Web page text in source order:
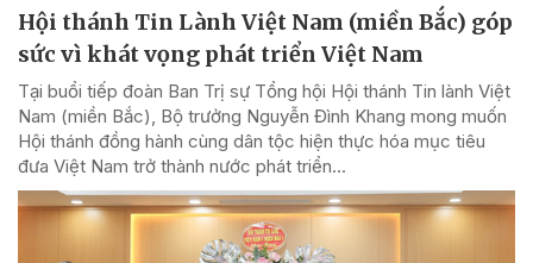
Hội thánh Tin Lành Việt Nam (miền Bắc) góp
sức vì khát vọng phát triển Việt Nam
Tại buổi tiếp đoàn Ban Trị sự Tổng hội Hội thánh Tin lành Việt
Nam (miền Bắc), Bộ trưởng Nguyễn Đình Khang mong muốn
Hội thánh đồng hành cùng dân tộc hiện thực hóa mục tiêu
đưa Việt Nam trở thành nước phát triển...